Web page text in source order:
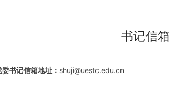
书记信箱
委书记信箱地址： shuji@uestc.edu.cn